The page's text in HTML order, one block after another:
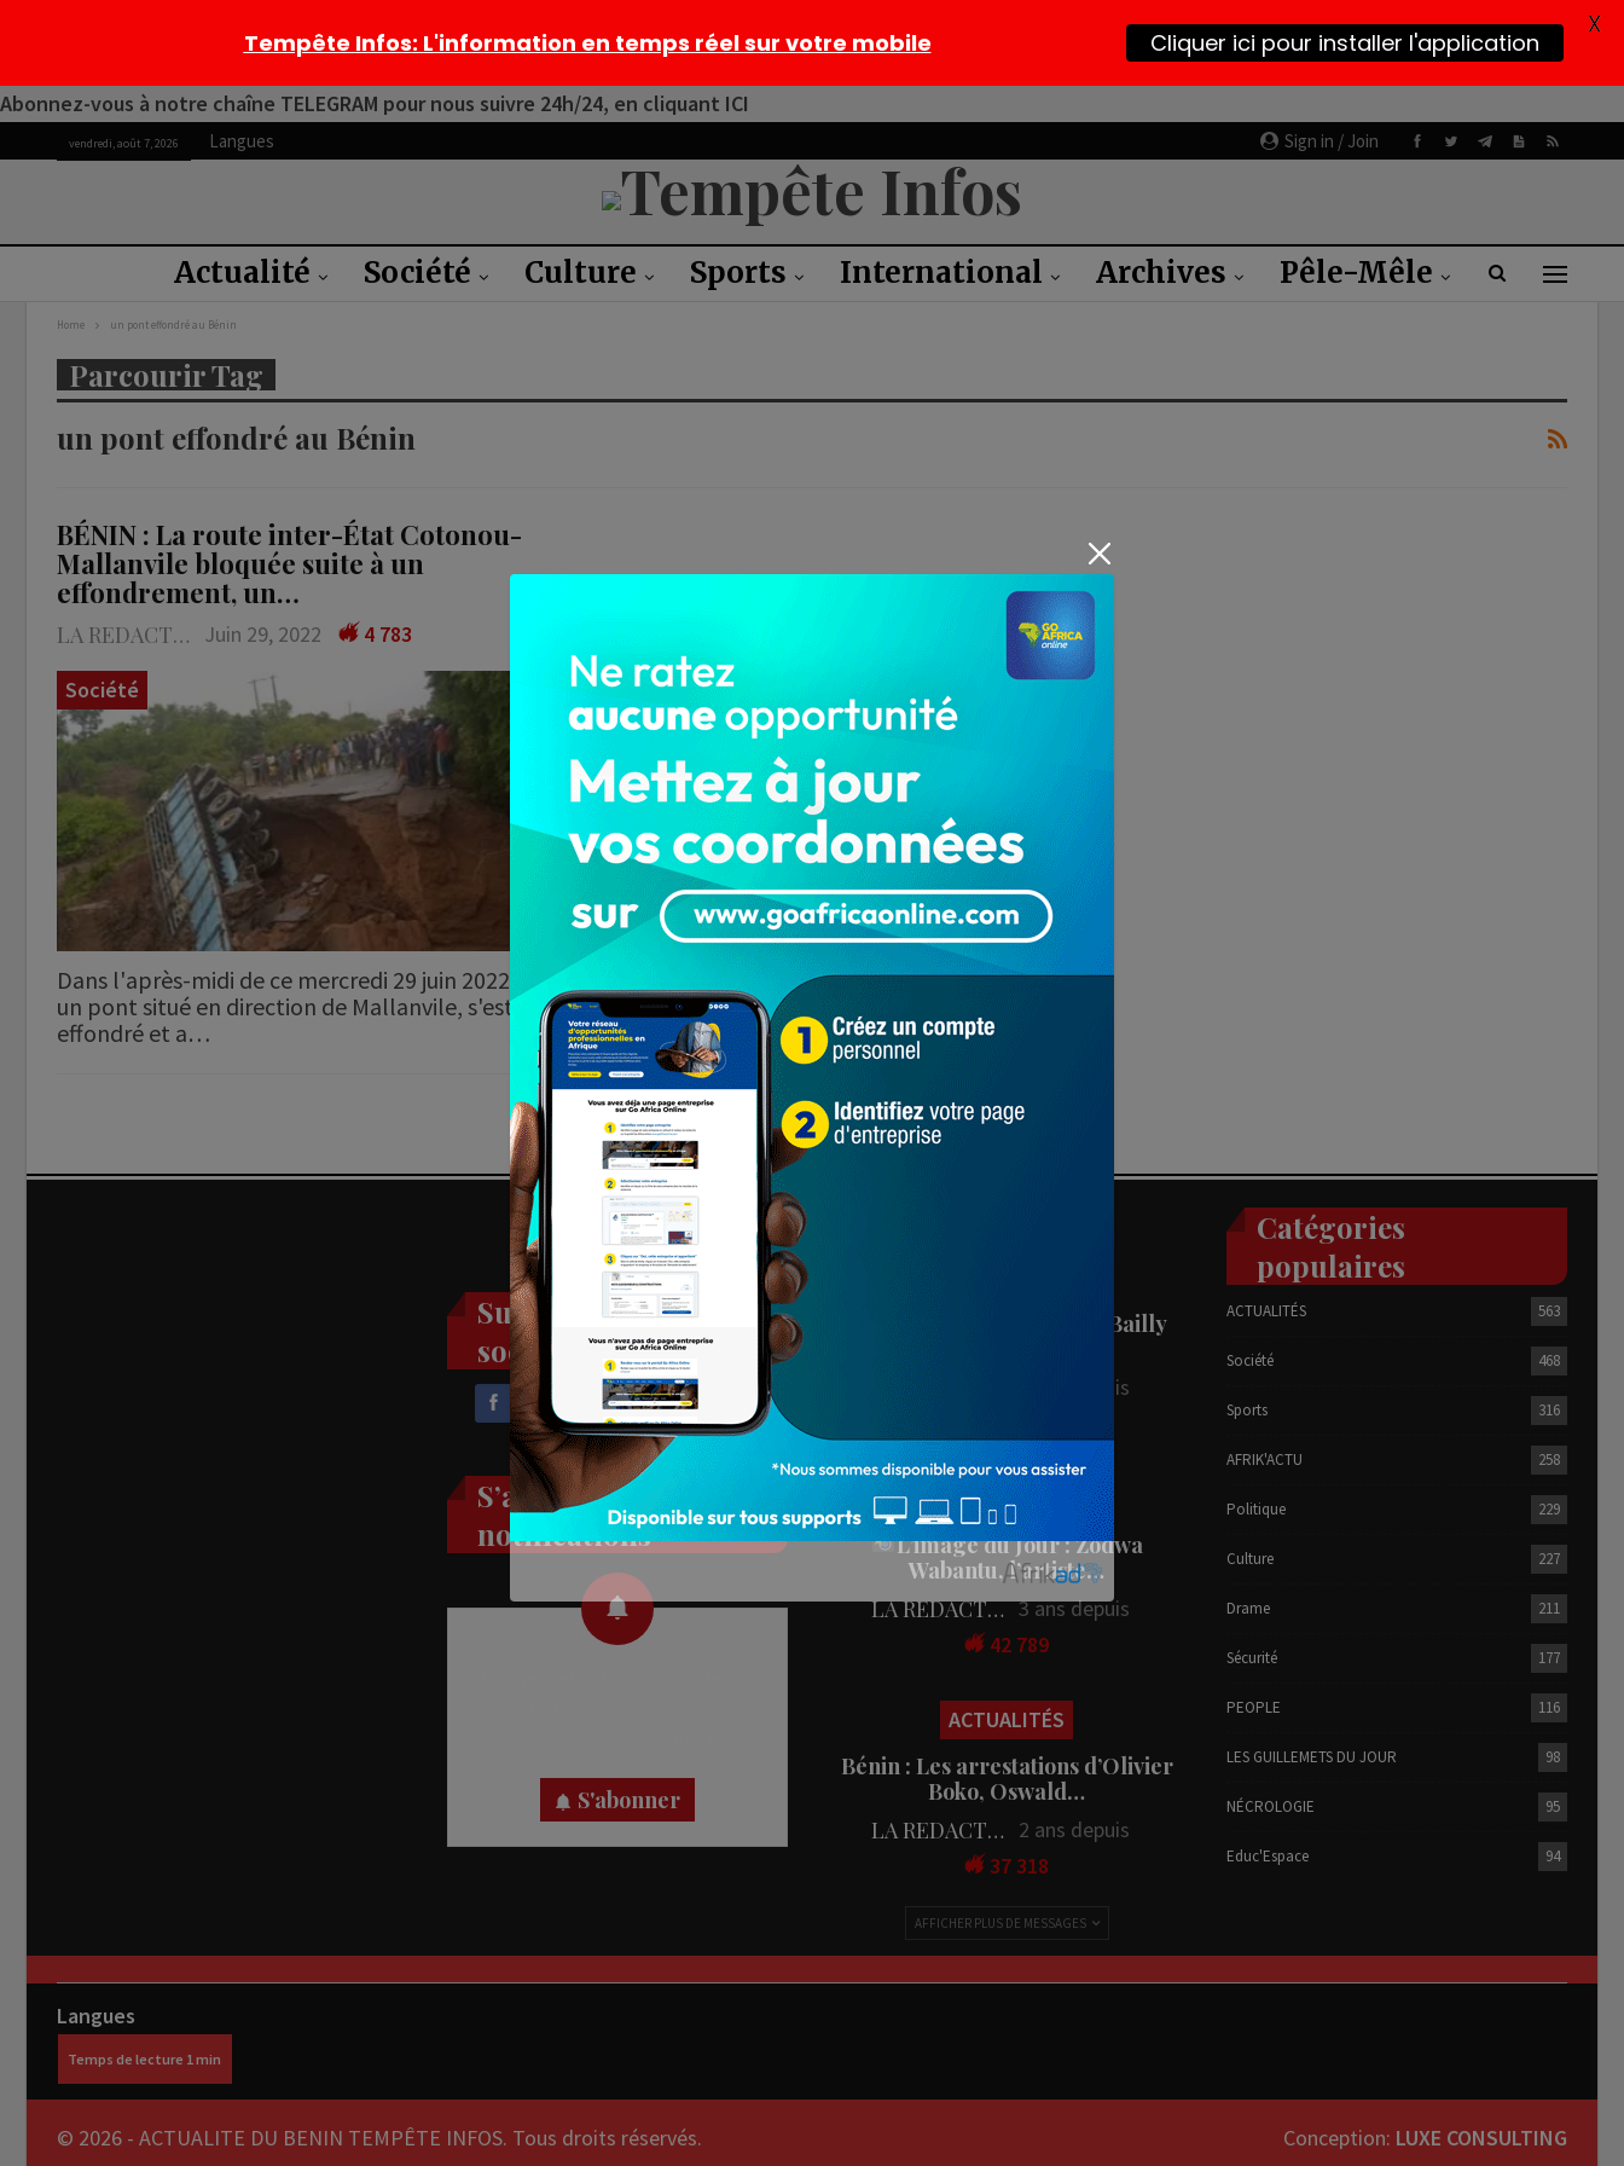
Abonnez-vous à notre chaîne TELEGRAM pour nous suivre 24h/24, en cliquant ICI
Sign in / Join
vendredi, août 7, 2026 Langues
Actualité Société Culture Sports International Archives Pêle-Mêle
Home un pont effondré au Bénin
Parcourir Tag
un pont effondré au Bénin
BÉNIN : La route inter-État Cotonou-
Mallanvile bloquée suite à un
effondrement, un…
LA REDACTION Juin 29, 2022
4 783
Société
Dans l'après-midi de ce mercredi 29 juin 2022,
un pont situé en direction de Mallanvile, s'est
effondré et a…
Suivez nos réseaux
sociaux
S’abonner aux
notifications
S'abonner
People : L’artiste Blanche Bailly
4 ans depuis
L'IMAGE DU JOUR
L’image du Jour : Zodwa
Wabantu, l’artiste…
LA REDACTION 3 ans depuis
42 789
ACTUALITÉS
Bénin : Les arrestations d’Olivier
Boko, Oswald…
LA REDACTION
2 ans depuis
37 318
AFFICHER PLUS DE MESSAGES
Catégories
populaires
ACTUALITÉS 563
Société 468
Sports 316
AFRIK'ACTU 258
Politique 229
Culture 227
Drame 211
Sécurité 177
PEOPLE 116
LES GUILLEMETS DU JOUR 98
NÉCROLOGIE 95
Educ'Espace 94
Langues
© 2026 - ACTUALITE DU BENIN TEMPÊTE INFOS. Tous droits réservés. Conception: LUXE CONSULTING
Tempête Infos: L'information en temps réel sur votre mobile Cliquer ici pour installer l'application
X